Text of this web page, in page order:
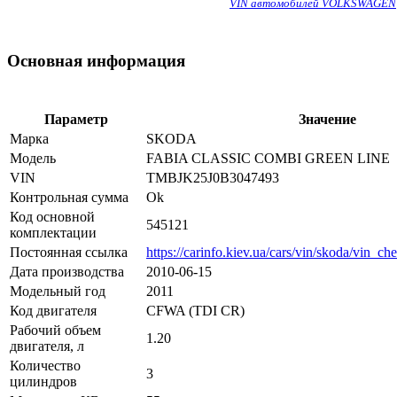
VIN автомобилей VOLKSWAGEN
Основная информация
Параметр
Значение
Марка
SKODA
Модель
FABIA CLASSIC COMBI GREEN LINE
VIN
TMBJK25J0B3047493
Контрольная сумма
Ok
Код основной
комплектации
545121
Постоянная ссылка
https://carinfo.kiev.ua/cars/vin/skoda/
Дата производства
2010-06-15
Модельный год
2011
Код двигателя
CFWA (TDI CR)
Рабочий объем
двигателя, л
1.20
Количество
цилиндров
3